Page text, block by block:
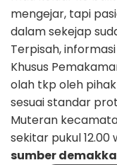
mengejar, tapi
dalam sekejap
Terpisah,
Khusus
olah tkp oleh
sesuai standar
Muteran
sekitar pukul 12.00
sumber